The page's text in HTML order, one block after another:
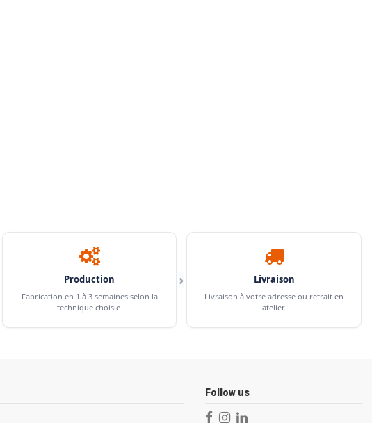
Production
Fabrication en 1 à 3 semaines selon la
technique choisie.
› Livraison
Livraison à votre adresse ou retrait en
atelier.
Follow us